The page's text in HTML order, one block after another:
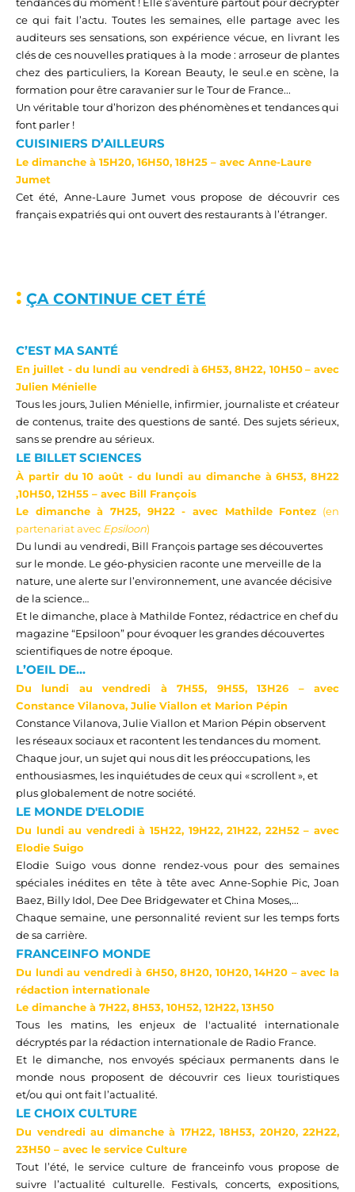
tendances du moment ! Elle s’aventure partout pour décrypter
ce qui fait l’actu. Toutes les semaines, elle partage avec les
auditeurs ses sensations, son expérience vécue, en livrant les
clés de ces nouvelles pratiques à la mode :arroseur de plantes
chez des particuliers, la Korean Beauty, le seul.een scène, la
formation pour être caravanier sur le Tour de France...
Un véritable tour d’horizon des phénomènes et tendances qui
font parler !
CUISINIERS D’AILLEURS
Le dimanche à 15H20, 16H50, 18H25 – avec Anne-Laure
Jumet
Cet été, Anne-Laure Jumet vous propose de découvrir ces
français expatriés qui ont ouvert des restaurants à l’étranger.
: ÇA CONTINUE CET ÉTÉ
C’EST MA SANTÉ
En juillet - du lundi au vendredi à 6H53, 8H22, 10H50 – avec
Julien Ménielle
Tous les jours, Julien Ménielle, infirmier, journaliste et créateur
de contenus, traite des questions de santé. Des sujets sérieux,
sans se prendre au sérieux.
LE BILLET SCIENCES
À partir du 10 août - du lundi au dimancheà 6H53, 8H22
,10H50, 12H55 – avec Bill François
Le dimanche à7H25, 9H22 - avec Mathilde Fontez (en
partenariat avec Epsiloon)
Du lundi au vendredi, Bill François partage ses découvertes
sur le monde. Legéo-physicien raconte une merveille de la
nature, une alerte sur l’environnement, une avancée décisive
de la science…
Et le dimanche, place à Mathilde Fontez, rédactrice en chef du
magazine “Epsiloon” pour évoquer les grandesdécouvertes
scientifiques de notre époque.
L’OEIL DE...
Du lundi au vendredi à7H55, 9H55, 13H26
– avec
Constance Vilanova, Julie Viallon et Marion Pépin
Constance Vilanova, Julie Viallon et Marion Pépin observent
les réseaux sociaux et racontent les tendances du moment.
Chaque jour, un sujet qui nous dit les préoccupations, les
enthousiasmes, les inquiétudes deceux qui « scrollent », et
plus globalement de notre société.
LE MONDE D'ELODIE
Du lundi au vendredi à 15H22, 19H22, 21H22, 22H52 – avec
Elodie Suigo
Elodie Suigo vous donne rendez-vous pour des semaines
spéciales inédites en tête à tête avec Anne-Sophie Pic, Joan
Baez, Billy Idol, Dee Dee Bridgewater et China Moses,...
Chaque semaine, une personnalité revient sur les temps forts
de sa carrière.
FRANCEINFO MONDE
Du lundi au vendredi à 6H50, 8H20, 10H20, 14H20 – avec la
rédaction internationale
Le dimanche à 7H22, 8H53, 10H52, 12H22, 13H50
Tous les matins, les enjeux de l'actualité internationale
décryptés par la rédaction internationale de Radio France.
Et le dimanche, nos envoyés spéciaux permanents dans le
monde nous proposent de découvrir ces lieux touristiques
et/ou qui ont fait l’actualité.
LE CHOIX CULTURE
Du vendredi au dimanche à 17H22, 18H53, 20H20, 22H22,
23H50 – avec le service Culture
Tout l’été, le service culture de franceinfovous propose de
suivre l’actualité culturelle. Festivals, concerts, expositions,